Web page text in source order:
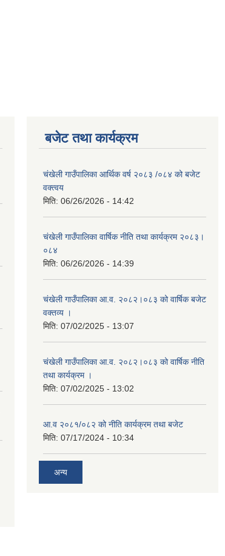
बजेट तथा कार्यक्रम
चंखेली गाउँपालिका आर्थिक वर्ष २०८३ /०८४ को बजेट
वक्त्वय
मिति: 06/26/2026 - 14:42
चंखेली गाउँपालिका वार्षिक नीति तथा कार्यक्रम २०८३।
०८४
मिति: 06/26/2026 - 14:39
चंखेली गाउँपालिका आ.व. २०८२।०८३ को वार्षिक बजेट
वक्तव्य ।
मिति: 07/02/2025 - 13:07
चंखेली गाउँपालिका आ.व. २०८२।०८३ को वार्षिक नीति
तथा कार्यक्रम ।
मिति: 07/02/2025 - 13:02
आ.व २०८१/०८२ को नीति कार्यक्रम तथा बजेट
मिति: 07/17/2024 - 10:34
अन्य